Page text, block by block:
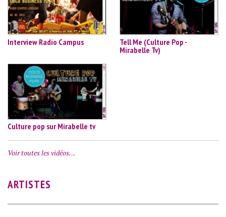
Interview Radio Campus
Tell Me (Culture Pop -
Mirabelle Tv)
Culture pop sur Mirabelle tv
Voir toutes les vidéos…
ARTISTES